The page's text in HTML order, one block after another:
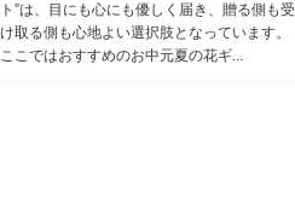
ト”は、目にも心にも優しく届き、贈る側も受
け取る側も心地よい選択肢となっています。
ここではおすすめのお中元夏の花ギ...